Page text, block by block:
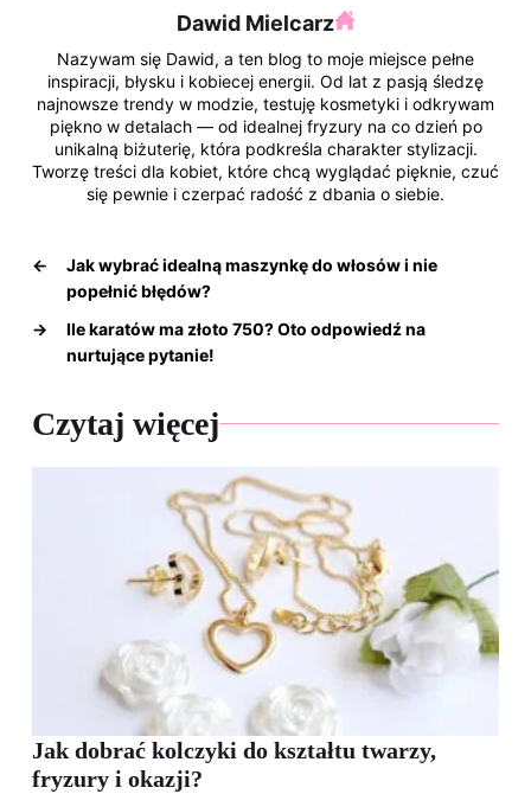
k
Dawid Mielcarz
Nazywam się Dawid, a ten blog to moje miejsce pełne
inspiracji, błysku i kobiecej energii. Od lat z pasją śledzę
najnowsze trendy w modzie, testuję kosmetyki i odkrywam
piękno w detalach — od idealnej fryzury na co dzień po
unikalną biżuterię, która podkreśla charakter stylizacji.
Tworzę treści dla kobiet, które chcą wyglądać pięknie, czuć
się pewnie i czerpać radość z dbania o siebie.
←
Jak wybrać idealną maszynkę do włosów i nie
popełnić błędów?
→
Ile karatów ma złoto 750? Oto odpowiedź na
nurtujące pytanie!
Czytaj więcej
Jak dobrać kolczyki do kształtu twarzy,
fryzury i okazji?